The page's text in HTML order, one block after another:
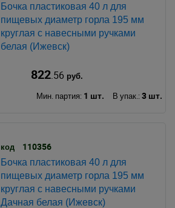
Бочка пластиковая 40 л для
пищевых диаметр горла 195 мм
круглая с навесными ручками
белая (Ижевск)
822.56 руб.
Мин. партия: 1 шт. В упак.: 3 шт.
код 110356
Бочка пластиковая 40 л для
пищевых диаметр горла 195 мм
круглая с навесными ручками
Дачная белая (Ижевск)